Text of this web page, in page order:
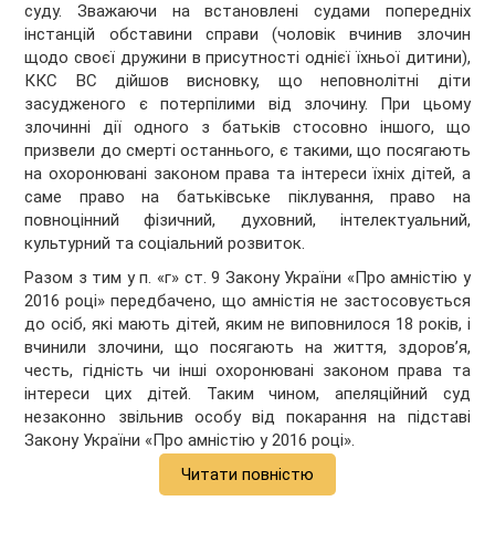
суду. Зважаючи на встановлені судами попередніх
інстанцій обставини справи (чоловік вчинив злочин
щодо своєї дружини в присутності однієї їхньої дитини),
ККС ВС дійшов висновку, що неповнолітні діти
засудженого є потерпілими від злочину. При цьому
злочинні дії одного з батьків стосовно іншого, що
призвели до смерті останнього, є такими, що посягають
на охоронювані законом права та інтереси їхніх дітей, а
саме право на батьківське піклування, право на
повноцінний фізичний, духовний, інтелектуальний,
культурний та соціальний розвиток.
Разом з тим у п. «г» ст. 9 Закону України «Про амністію у
2016 році» передбачено, що амністія не застосовується
до осіб, які мають дітей, яким не виповнилося 18 років, і
вчинили злочини, що посягають на життя, здоров’я,
честь, гідність чи інші охоронювані законом права та
інтереси цих дітей. Таким чином, апеляційний суд
незаконно звільнив особу від покарання на підставі
Закону України «Про амністію у 2016 році».
Читати повністю